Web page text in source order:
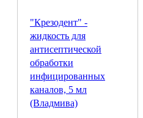
"Крезодент" -
жидкость для
антисептической
обработки
инфицированных
каналов, 5 мл
(Владмива)